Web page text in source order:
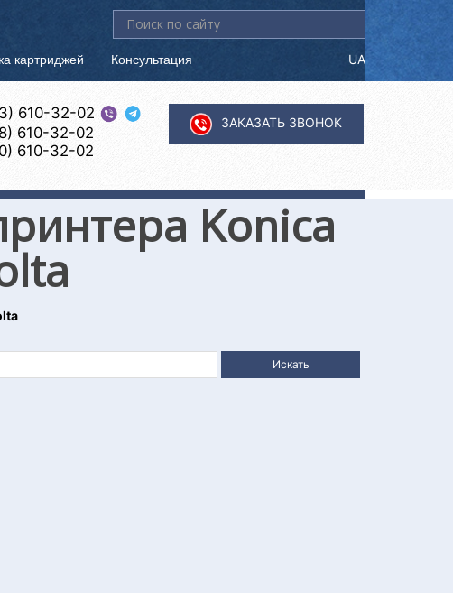
картриджей Консультация
Искать...
UA
610-32-02
610-32-02
610-32-02
ЗАКАЗАТЬ ЗВОНОК
Konica